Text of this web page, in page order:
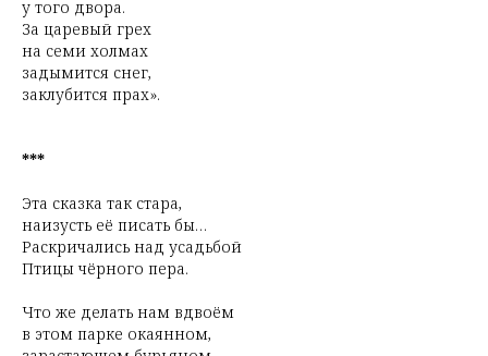
у того двора.
За царевый грех
на семи холмах
задымится снег,
заклубится прах».
***
Эта сказка так стара,
наизусть её писать бы…
Раскричались над усадьбой
Птицы чёрного пера.
Что же делать нам вдвоём
в этом парке окаянном,